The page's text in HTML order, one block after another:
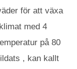
för att växa
med 4
på 80
, kan kallt